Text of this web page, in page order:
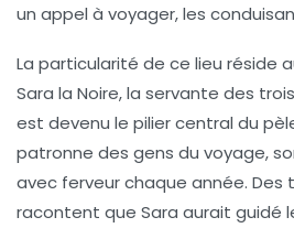
un appel à voyager, les
La particularité de ce lieu réside
Sara la Noire, la servante des
est devenu le pilier central du
patronne des gens du voyage,
avec ferveur chaque année. Des
racontent que Sara aurait guidé